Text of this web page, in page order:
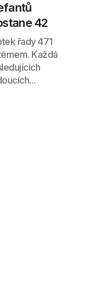
42
řady 471
Každá